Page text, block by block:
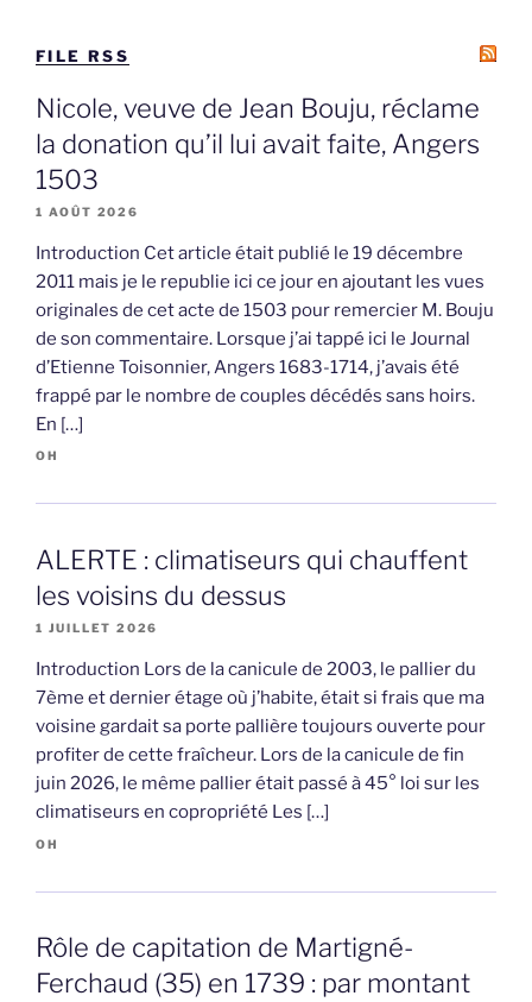
FILE RSS
Nicole, veuve de Jean Bouju, réclame
la donation qu’il lui avait faite, Angers
1503
1 AOÛT 2026
Introduction Cet article était publié le 19 décembre
2011 mais je le republie ici ce jour en ajoutant les vues
originales de cet acte de 1503 pour remercier M. Bouju
de son commentaire. Lorsque j’ai tappé ici le Journal
d’Etienne Toisonnier, Angers 1683-1714, j’avais été
frappé par le nombre de couples décédés sans hoirs.
En […]
OH
ALERTE : climatiseurs qui chauffent
les voisins du dessus
1 JUILLET 2026
Introduction Lors de la canicule de 2003, le pallier du
7ème et dernier étage où j’habite, était si frais que ma
voisine gardait sa porte pallière toujours ouverte pour
profiter de cette fraîcheur. Lors de la canicule de fin
juin 2026, le même pallier était passé à 45° loi sur les
climatiseurs en copropriété Les […]
OH
Rôle de capitation de Martigné-
Ferchaud (35) en 1739 : par montant